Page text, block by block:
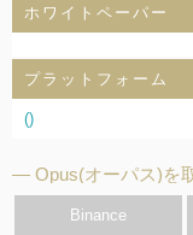
ホワイトペーパー
プラットフォーム
()
Opus(オーパス)を
Binance